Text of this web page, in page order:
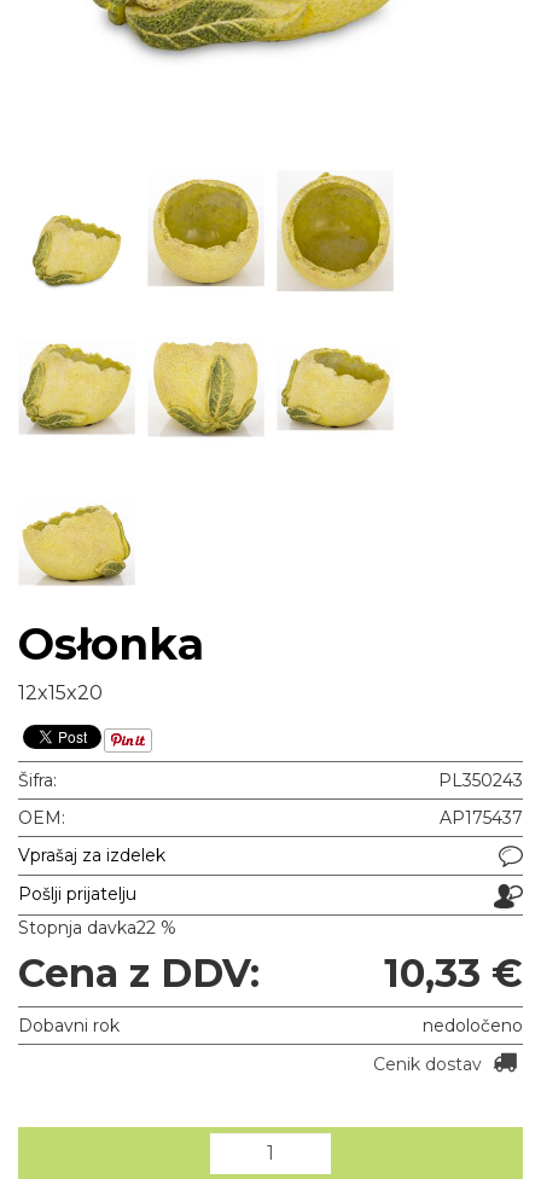
Osłonka
12x15x20
Šifra:
PL350243
OEM:
AP175437
Vprašaj za izdelek
Pošlji prijatelju
Stopnja davka22 %
Cena z DDV: 10,33 €
Dobavni rok
nedoločeno
Cenik dostav